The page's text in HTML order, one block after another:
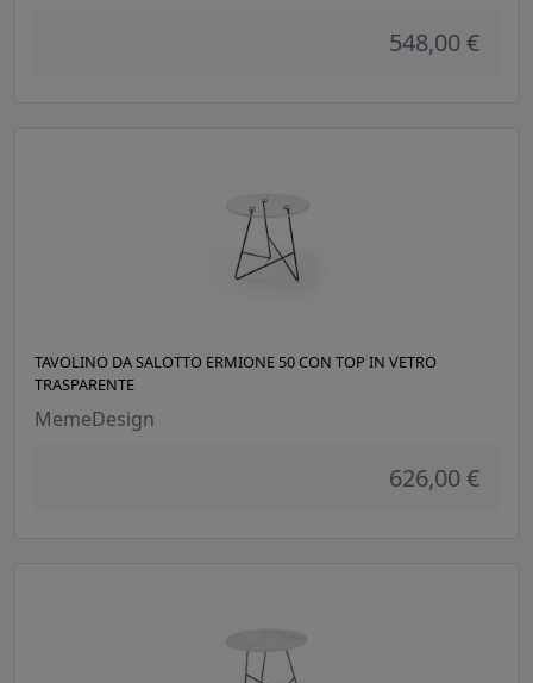
548,00 €
TAVOLINO DA SALOTTO ERMIONE 50 CON TOP IN VETRO
TRASPARENTE
MemeDesign
626,00 €